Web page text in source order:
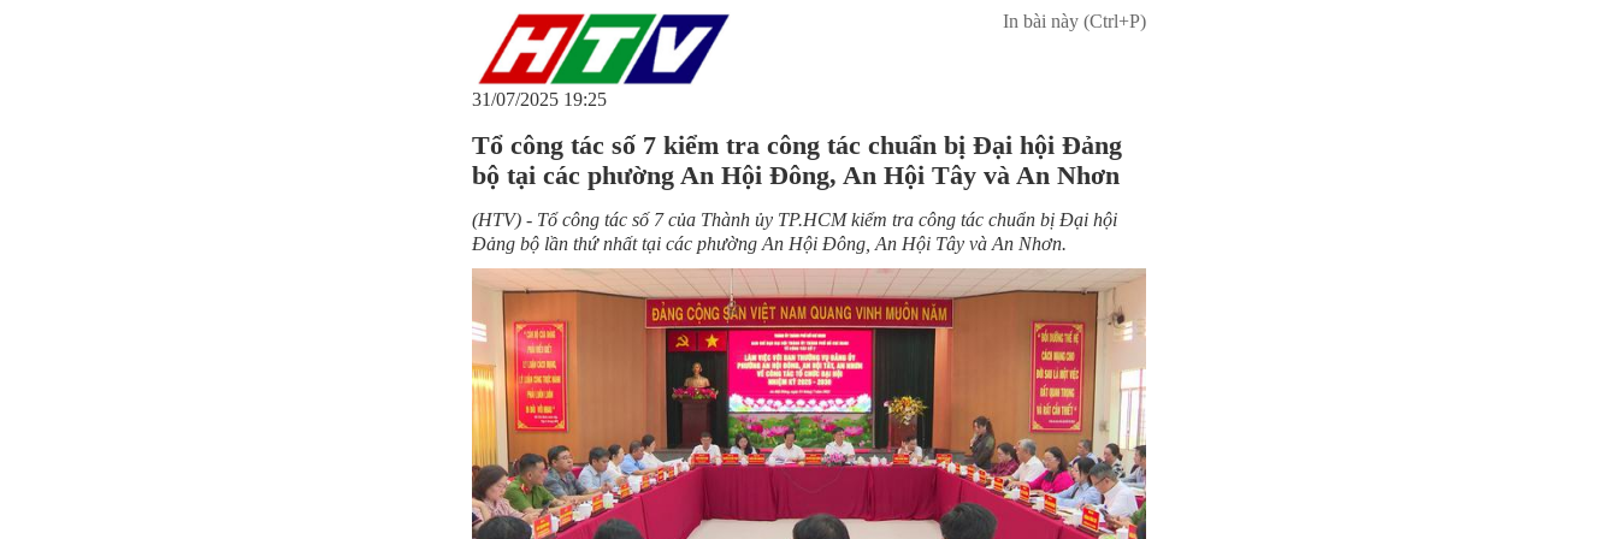
31/07/2025 19:25
In bài này (Ctrl+P)
Tổ công tác số 7 kiểm tra công tác chuẩn bị Đại hội Đảng
bộ tại các phường An Hội Đông, An Hội Tây và An Nhơn
(HTV) - Tổ công tác số 7 của Thành ủy TP.HCM kiểm tra công tác chuẩn bị Đại hội
Đảng bộ lần thứ nhất tại các phường An Hội Đông, An Hội Tây và An Nhơn.